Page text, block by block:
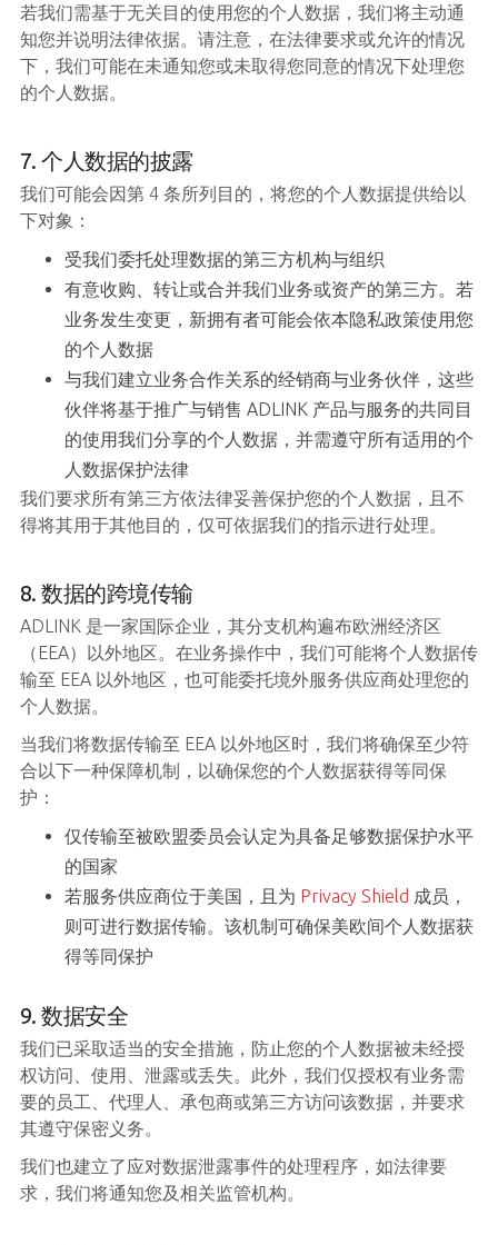
若我们需基于无关目的使用您的个人数据，我们将主动通
知您并说明法律依据。请注意，在法律要求或允许的情况
下，我们可能在未通知您或未取得您同意的情况下处理您
的个人数据。
7. 个人数据的披露
我们可能会因第 4 条所列目的，将您的个人数据提供给以
下对象：
受我们委托处理数据的第三方机构与组织
有意收购、转让或合并我们业务或资产的第三方。若
业务发生变更，新拥有者可能会依本隐私政策使用您
的个人数据
与我们建立业务合作关系的经销商与业务伙伴，这些
伙伴将基于推广与销售 ADLINK 产品与服务的共同目
的使用我们分享的个人数据，并需遵守所有适用的个
人数据保护法律
我们要求所有第三方依法律妥善保护您的个人数据，且不
得将其用于其他目的，仅可依据我们的指示进行处理。
8. 数据的跨境传输
ADLINK 是一家国际企业，其分支机构遍布欧洲经济区
（EEA）以外地区。在业务操作中，我们可能将个人数据传
输至 EEA 以外地区，也可能委托境外服务供应商处理您的
个人数据。
当我们将数据传输至 EEA 以外地区时，我们将确保至少符
合以下一种保障机制，以确保您的个人数据获得等同保
护：
仅传输至被欧盟委员会认定为具备足够数据保护水平
的国家
若服务供应商位于美国，且为 Privacy Shield 成员，
则可进行数据传输。该机制可确保美欧间个人数据获
得等同保护
9. 数据安全
我们已采取适当的安全措施，防止您的个人数据被未经授
权访问、使用、泄露或丢失。此外，我们仅授权有业务需
要的员工、代理人、承包商或第三方访问该数据，并要求
其遵守保密义务。
我们也建立了应对数据泄露事件的处理程序，如法律要
求，我们将通知您及相关监管机构。